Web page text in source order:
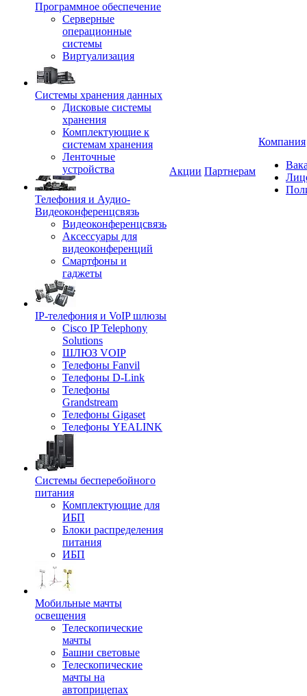
Программное обеспечение
Серверные
операционные
системы
Виртуализация
Системы хранения данных
Дисковые системы
хранения
Комплектующие к
системам хранения
Ленточные
устройства
Телефония и Аудио-
Видеоконференцсвязь
Видеоконференцсвязь
Аксессуары для
видеоконференций
Смартфоны и
гаджеты
IP-телефония и VoIP шлюзы
Cisco IP Telephony
Solutions
ШЛЮЗ VOIP
Телефоны Fanvil
Телефоны D-Link
Телефоны
Grandstream
Телефоны Gigaset
Телефоны YEALINK
Системы бесперебойного
питания
Комплектующие для
ИБП
Блоки распределения
питания
ИБП
Мобильные мачты
освещения
Телескопические
мачты
Башни световые
Телескопические
мачты на
автоприцепах
Акции Партнерам
Компания